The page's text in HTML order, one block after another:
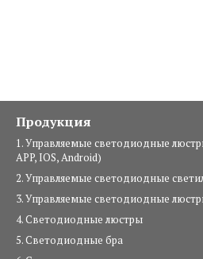
Продукция
1. Управляемые светодиодные
APP, IOS, Android)
2. Управляемые светодиодные
3. Управляемые светодиодные
4. Светодиодные люстры
5. Светодиодные бра